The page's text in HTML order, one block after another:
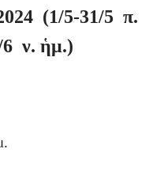
(1/5-31/5 π.
ν. ἡμ.)